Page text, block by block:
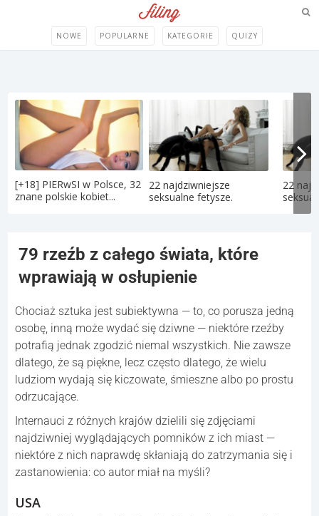
NOWE POPULARNE KATEGORIE QUIZY
[+18] PIERwSI w Polsce, 32
znane polskie kobiet...
22 najdziwniejsze
seksualne fetysze.
22
79 rzeźb z całego świata, które
wprawiają w osłupienie
Chociaż sztuka jest subiektywna — to, co porusza jedną
osobę, inną może wydać się dziwne — niektóre rzeźby
potrafią jednak zgodzić niemal wszystkich. Nie zawsze
dlatego, że są piękne, lecz często dlatego, że wielu
ludziom wydają się kiczowate, śmieszne albo po prostu
odrzucające.
Internauci z różnych krajów dzielili się zdjęciami
najdziwniej wyglądających pomników z ich miast —
niektóre z nich naprawdę skłaniają do zatrzymania się i
zastanowienia: co autor miał na myśli?
USA